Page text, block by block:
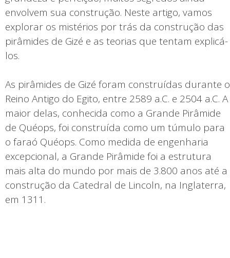
envolvem sua construção. Neste artigo, vamos
explorar os mistérios por trás da construção das
pirâmides de Gizé e as teorias que tentam explicá-
los.
As pirâmides de Gizé foram construídas durante o
Reino Antigo do Egito, entre 2589 a.C. e 2504 a.C. A
maior delas, conhecida como a Grande Pirâmide
de Quéops, foi construída como um túmulo para
o faraó Quéops. Como medida de engenharia
excepcional, a Grande Pirâmide foi a estrutura
mais alta do mundo por mais de 3.800 anos até a
construção da Catedral de Lincoln, na Inglaterra,
em 1311.